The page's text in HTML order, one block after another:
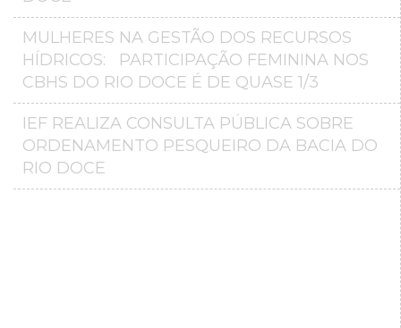
MULHERES NA GESTÃO DOS RECURSOS
HÍDRICOS: PARTICIPAÇÃO FEMININA NOS
CBHS DO RIO DOCE É DE QUASE 1/3
IEF REALIZA CONSULTA PÚBLICA SOBRE
ORDENAMENTO PESQUEIRO DA BACIA DO
RIO DOCE